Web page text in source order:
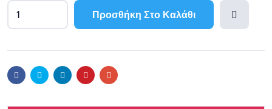
Προσθήκη Στο Καλάθι
FacebookTwitter LinkedinPinterestEmail